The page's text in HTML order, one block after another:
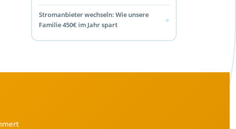
Stromanbieter wechseln: Wie unsere
Familie 450€ im Jahr spart
→